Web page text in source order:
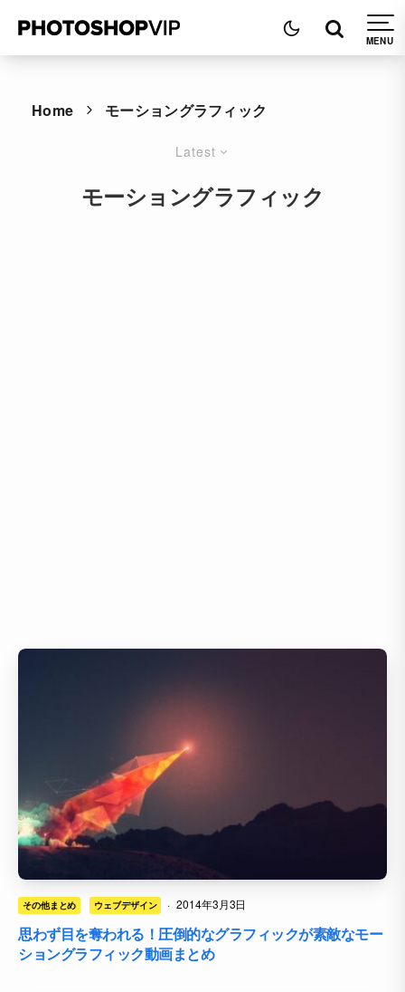
Home モーショングラフィック
Latest
モーショングラフィック
その他まとめ ウェブデザイン · 2014年3月3日
思わず目を奪われる！圧倒的なグラフィックが素敵なモー
ショングラフィック動画まとめ